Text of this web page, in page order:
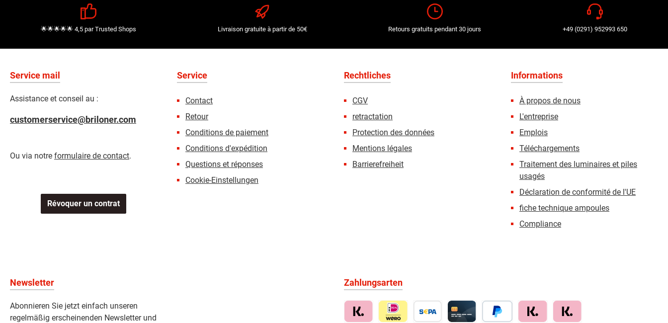
🌟🌟🌟🌟🌟 4,5 par Trusted Shops Livraison gratuite à partir de 50€ Retours gratuits pendant 30 jours +49 (0291) 952993 650
Service mail
Assistance et conseil au :
customerservice@briloner.com
Ou via notre formulaire de contact.
Révoquer un contrat
Service
Contact
Retour
Conditions de paiement
Conditions d'expédition
Questions et réponses
Cookie-Einstellungen
Rechtliches
CGV
retractation
Protection des données
Mentions légales
Barrierefreiheit
Informations
À propos de nous
L'entreprise
Emplois
Téléchargements
Traitement des luminaires et piles
usagés
Déclaration de conformité de l'UE
fiche technique ampoules
Compliance
Newsletter
Abonnieren Sie jetzt einfach unseren
regelmäßig erscheinenden Newsletter und
Zahlungsarten